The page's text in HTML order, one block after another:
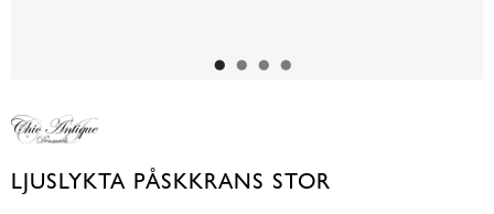
LJUSLYKTA PÅSKKRANS STOR